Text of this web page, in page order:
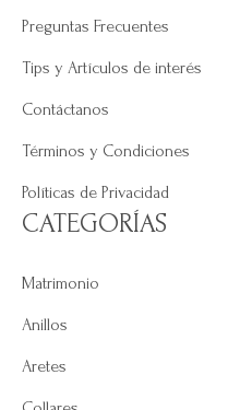
Preguntas Frecuentes
Tips y Artículos de interés
Contáctanos
Términos y Condiciones
Políticas de Privacidad
CATEGORÍAS
Matrimonio
Anillos
Aretes